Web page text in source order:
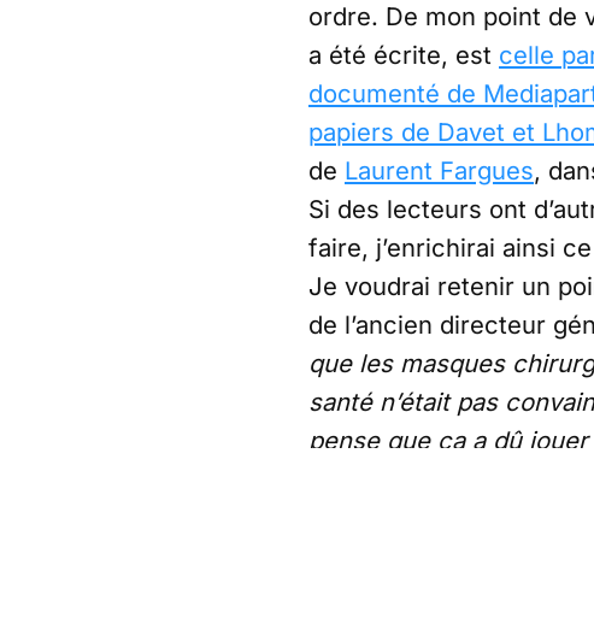
ordre. De mon point de
a été écrite, est celle
documenté de
papiers de Davet et
de Laurent Fargues,
Si des lecteurs ont
faire, j’enrichirai ainsi
Je voudrai retenir un
de l’ancien directeur
que les masques
santé n’était pas
pense que ça a dû